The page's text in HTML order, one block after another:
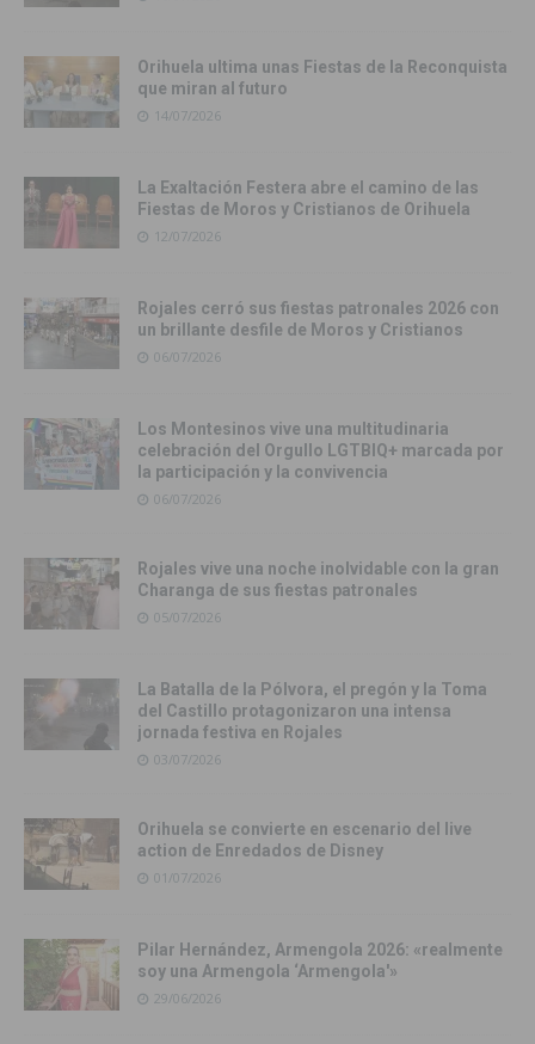
Orihuela ultima unas Fiestas de la Reconquista
que miran al futuro
14/07/2026
La Exaltación Festera abre el camino de las
Fiestas de Moros y Cristianos de Orihuela
12/07/2026
Rojales cerró sus fiestas patronales 2026 con
un brillante desfile de Moros y Cristianos
06/07/2026
Los Montesinos vive una multitudinaria
celebración del Orgullo LGTBIQ+ marcada por
la participación y la convivencia
06/07/2026
Rojales vive una noche inolvidable con la gran
Charanga de sus fiestas patronales
05/07/2026
La Batalla de la Pólvora, el pregón y la Toma
del Castillo protagonizaron una intensa
jornada festiva en Rojales
03/07/2026
Orihuela se convierte en escenario del live
action de Enredados de Disney
01/07/2026
Pilar Hernández, Armengola 2026: «realmente
soy una Armengola ‘Armengola'»
29/06/2026